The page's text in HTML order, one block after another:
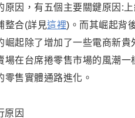
原因 ， 有五個主要關鍵原因:
整合(詳見這裡)。而其崛起背
崛起除了增加了一些電商新貴
場在台席捲零售市場的風潮一
零售實體通路進化 。